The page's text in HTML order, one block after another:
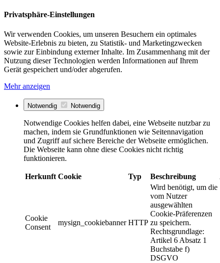
Privatsphäre-Einstellungen
Wir verwenden Cookies, um unseren Besuchern ein optimales
Website-Erlebnis zu bieten, zu Statistik- und Marketingzwecken
sowie zur Einbindung externer Inhalte. Im Zusammenhang mit der
Nutzung dieser Technologien werden Informationen auf Ihrem
Gerät gespeichert und/oder abgerufen.
Mehr anzeigen
Notwendig Notwendig
Notwendige Cookies helfen dabei, eine Webseite nutzbar zu
machen, indem sie Grundfunktionen wie Seitennavigation
und Zugriff auf sichere Bereiche der Webseite ermöglichen.
Die Webseite kann ohne diese Cookies nicht richtig
funktionieren.
Herkunft Cookie Typ Beschreibung
Cookie
Consent
mysign_cookiebanner HTTP
Wird benötigt, um die
vom Nutzer
ausgewählten
Cookie-Präferenzen
zu speichern.
Rechtsgrundlage:
Artikel 6 Absatz 1
Buchstabe f)
DSGVO